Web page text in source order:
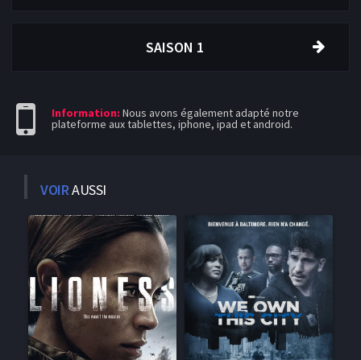
SAISON 1
Information: Nous avons également adapté notre
plateforme aux tablettes, iphone, ipad et android.
VOIRAUSSI